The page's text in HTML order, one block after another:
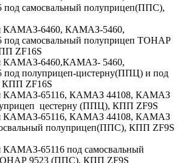
самосвальный полуприцеп(ППС),
КАМАЗ-6460, КАМАЗ-5460,
самосвальный полуприцеп ТОНАР
ZF16S
КАМАЗ-6460,КАМАЗ- 5460,
полуприцеп-цистерну(ППЦ) и под
КПП ZF16S
КАМАЗ-65116, КАМАЗ 44108, КАМАЗ
цестерну (ППЦ), КПП ZF9S
КАМАЗ-65116, КАМАЗ 44108, КАМАЗ
полуприцеп(ППС), КПП ZF9S
КАМАЗ-65116 под самосвальный
9523 (ППС), КПП ZF9S